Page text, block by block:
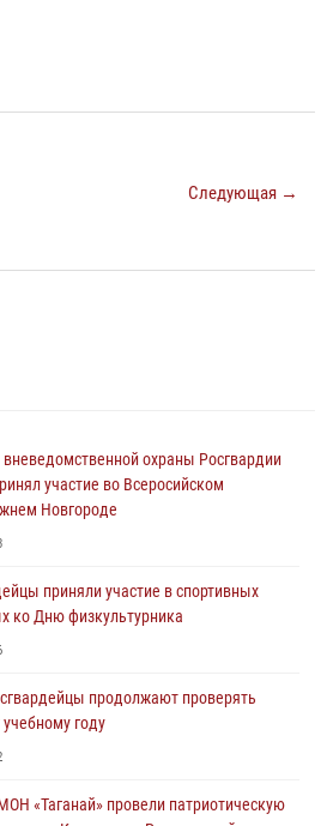
Следующая →
охраны Росгвардии
участие во Всеросийском
Новгороде
приняли участие в спортивных
ко Дню физкультурника
продолжают проверять
году
«Таганай» провели патриотическую